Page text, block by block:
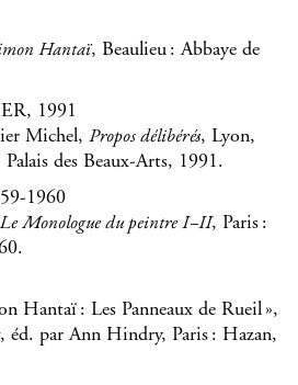
Hantaï, Beaulieu : Abbaye de
1991
Michel, Propos délibérés, Lyon,
des Beaux-Arts, 1991.
1960
Le Monologue du peintre I–II, Paris :
Hantaï : Les Panneaux de Rueil »,
, éd. par Ann Hindry, Paris : Hazan,